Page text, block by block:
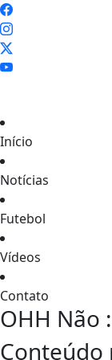
Início
Notícias
Futebol
Vídeos
Contato
OHH Não
Conteúdo